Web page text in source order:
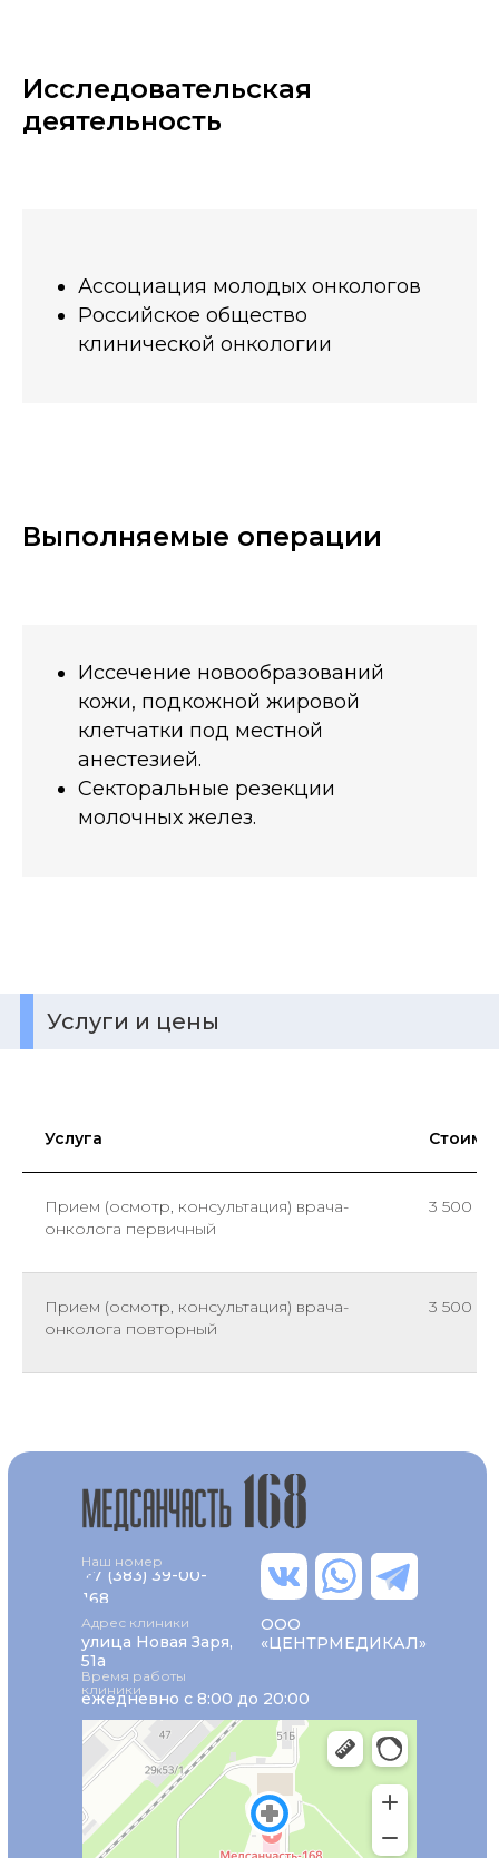
Исследовательская
деятельность
Ассоциация молодых онкологов
Российское общество
клинической онкологии
Выполняемые операции
Иссечение новообразований
кожи, подкожной жировой
клетчатки под местной
анестезией.
Секторальные резекции
молочных желез.
Услуги и цены
Услуга
Прием (осмотр, консультация) врача-
онколога первичный
3 500 ₽
Прием (осмотр, консультация) врача-
онколога повторный
3 500 ₽
+7 (383) 39-00-
168
Наш номер
ежедневно с 8:00 до 20:00
Время работы
клиники
Адрес клиники
улица Новая Заря,
51а
ООО
«ЦЕНТРМЕДИКАЛ»